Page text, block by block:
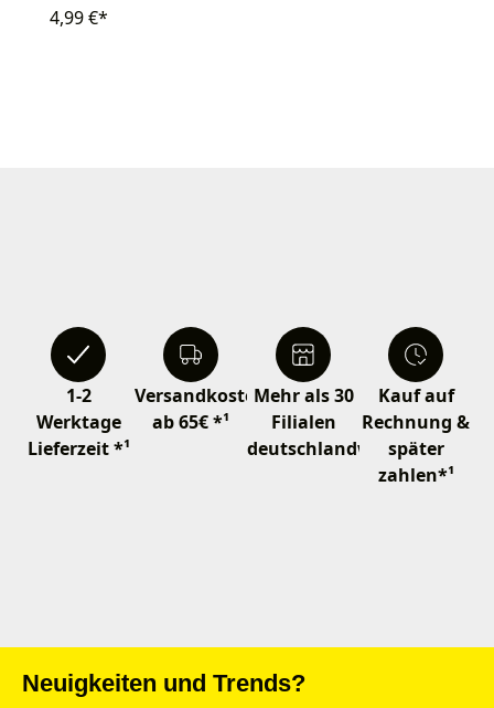
4,99 €*
1-2
Werktage
Lieferzeit *¹
Versandkostenfrei
ab 65€ *¹
Mehr als 30
Filialen
deutschlandweit
Kauf auf
Rechnung &
später
zahlen*¹
Neuigkeiten und Trends?